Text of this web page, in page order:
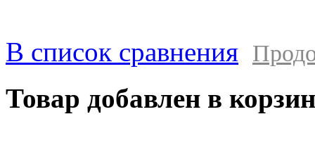
В список сравнения
Товар добавлен в